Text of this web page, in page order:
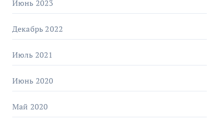
Июнь 2023
Декабрь 2022
Июль 2021
Июнь 2020
Май 2020